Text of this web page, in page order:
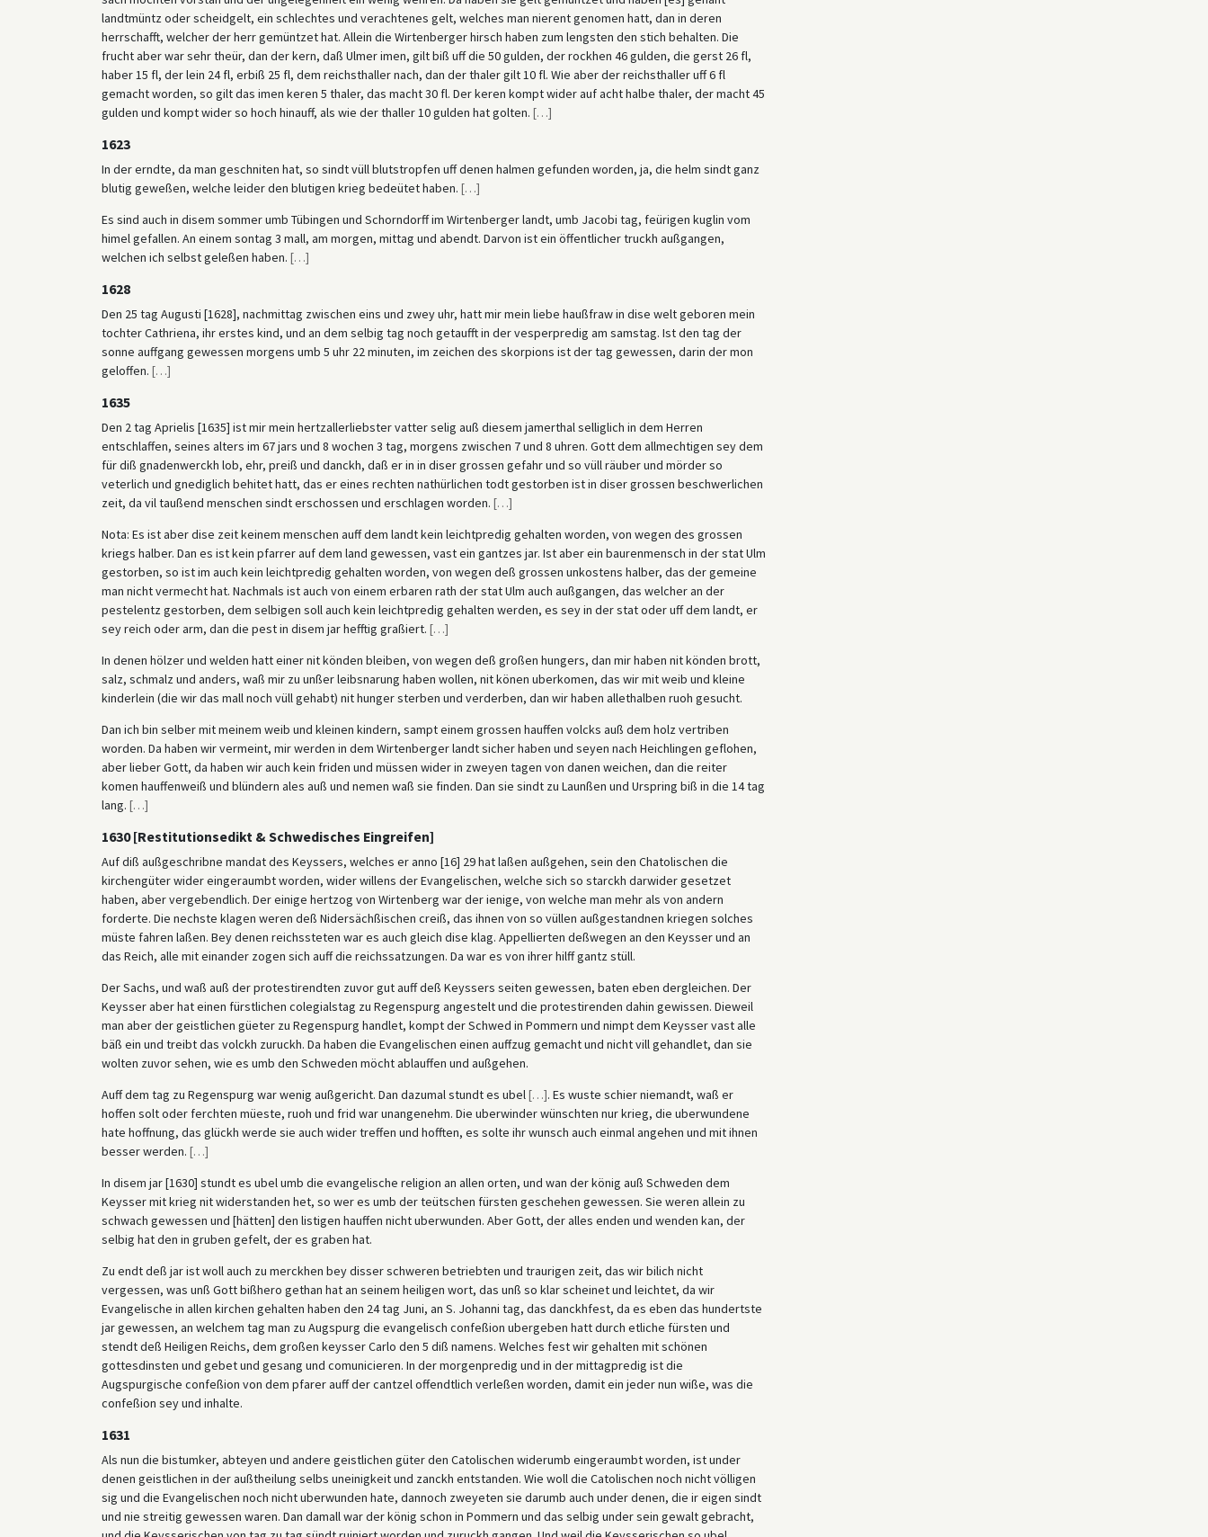
landtmüntz oder scheidgelt, ein schlechtes und verachtenes gelt, welches man nierent genomen hatt, dan in deren
herrschafft, welcher der herr gemüntzet hat. Allein die Wirtenberger hirsch haben zum lengsten den stich behalten. Die
frucht aber war sehr theür, dan der kern, daß Ulmer imen, gilt biß uff die 50 gulden, der rockhen 46 gulden, die gerst 26 fl,
haber 15 fl, der lein 24 fl, erbiß 25 fl, dem reichsthaller nach, dan der thaler gilt 10 fl. Wie aber der reichsthaller uff 6 fl
gemacht worden, so gilt das imen keren 5 thaler, das macht 30 fl. Der keren kompt wider auf acht halbe thaler, der macht 45
gulden und kompt wider so hoch hinauff, als wie der thaller 10 gulden hat golten. […]
1623
In der erndte, da man geschniten hat, so sindt vüll blutstropfen uff denen halmen gefunden worden, ja, die helm sindt ganz
blutig geweßen, welche leider den blutigen krieg bedeütet haben. […]
Es sind auch in disem sommer umb Tübingen und Schorndorff im Wirtenberger landt, umb Jacobi tag, feürigen kuglin vom
himel gefallen. An einem sontag 3 mall, am morgen, mittag und abendt. Darvon ist ein öffentlicher truckh außgangen,
welchen ich selbst geleßen haben. […]
1628
Den 25 tag Augusti [1628], nachmittag zwischen eins und zwey uhr, hatt mir mein liebe haußfraw in dise welt geboren mein
tochter Cathriena, ihr erstes kind, und an dem selbig tag noch getaufft in der vesperpredig am samstag. Ist den tag der
sonne auffgang gewessen morgens umb 5 uhr 22 minuten, im zeichen des skorpions ist der tag gewessen, darin der mon
geloffen. […]
1635
Den 2 tag Aprielis [1635] ist mir mein hertzallerliebster vatter selig auß diesem jamerthal selliglich in dem Herren
entschlaffen, seines alters im 67 jars und 8 wochen 3 tag, morgens zwischen 7 und 8 uhren. Gott dem allmechtigen sey dem
für diß gnadenwerckh lob, ehr, preiß und danckh, daß er in in diser grossen gefahr und so vüll räuber und mörder so
veterlich und gnediglich behitet hatt, das er eines rechten nathürlichen todt gestorben ist in diser grossen beschwerlichen
zeit, da vil taußend menschen sindt erschossen und erschlagen worden. […]
Nota: Es ist aber dise zeit keinem menschen auff dem landt kein leichtpredig gehalten worden, von wegen des grossen
kriegs halber. Dan es ist kein pfarrer auf dem land gewessen, vast ein gantzes jar. Ist aber ein baurenmensch in der stat Ulm
gestorben, so ist im auch kein leichtpredig gehalten worden, von wegen deß grossen unkostens halber, das der gemeine
man nicht vermecht hat. Nachmals ist auch von einem erbaren rath der stat Ulm auch außgangen, das welcher an der
pestelentz gestorben, dem selbigen soll auch kein leichtpredig gehalten werden, es sey in der stat oder uff dem landt, er
sey reich oder arm, dan die pest in disem jar hefftig graßiert. […]
In denen hölzer und welden hatt einer nit könden bleiben, von wegen deß großen hungers, dan mir haben nit könden brott,
salz, schmalz und anders, waß mir zu unßer leibsnarung haben wollen, nit könen uberkomen, das wir mit weib und kleine
kinderlein (die wir das mall noch vüll gehabt) nit hunger sterben und verderben, dan wir haben allethalben ruoh gesucht.
Dan ich bin selber mit meinem weib und kleinen kindern, sampt einem grossen hauffen volcks auß dem holz vertriben
worden. Da haben wir vermeint, mir werden in dem Wirtenberger landt sicher haben und seyen nach Heichlingen geflohen,
aber lieber Gott, da haben wir auch kein friden und müssen wider in zweyen tagen von danen weichen, dan die reiter
komen hauffenweiß und blündern ales auß und nemen waß sie finden. Dan sie sindt zu Launßen und Urspring biß in die 14 tag
lang. […]
1630 [Restitutionsedikt & Schwedisches Eingreifen]
Auf diß außgeschribne mandat des Keyssers, welches er anno [16] 29 hat laßen außgehen, sein den Chatolischen die
kirchengüter wider eingeraumbt worden, wider willens der Evangelischen, welche sich so starckh darwider gesetzet
haben, aber vergebendlich. Der einige hertzog von Wirtenberg war der ienige, von welche man mehr als von andern
forderte. Die nechste klagen weren deß Nidersächßischen creiß, das ihnen von so vüllen außgestandnen kriegen solches
müste fahren laßen. Bey denen reichssteten war es auch gleich dise klag. Appellierten deßwegen an den Keysser und an
das Reich, alle mit einander zogen sich auff die reichssatzungen. Da war es von ihrer hilff gantz stüll.
Der Sachs, und waß auß der protestirendten zuvor gut auff deß Keyssers seiten gewessen, baten eben dergleichen. Der
Keysser aber hat einen fürstlichen colegialstag zu Regenspurg angestelt und die protestirenden dahin gewissen. Dieweil
man aber der geistlichen güeter zu Regenspurg handlet, kompt der Schwed in Pommern und nimpt dem Keysser vast alle
bäß ein und treibt das volckh zuruckh. Da haben die Evangelischen einen auffzug gemacht und nicht vill gehandlet, dan sie
wolten zuvor sehen, wie es umb den Schweden möcht ablauffen und außgehen.
Auff dem tag zu Regenspurg war wenig außgericht. Dan dazumal stundt es ubel[…]. Es wuste schier niemandt, waß er
hoffen solt oder ferchten müeste, ruoh und frid war unangenehm. Die uberwinder wünschten nur krieg, die uberwundene
hate hoffnung, das glückh werde sie auch wider treffen und hofften, es solte ihr wunsch auch einmal angehen und mit ihnen
besser werden. […]
In disem jar [1630] stundt es ubel umb die evangelische religion an allen orten, und wan der könig auß Schweden dem
Keysser mit krieg nit widerstanden het, so wer es umb der teütschen fürsten geschehen gewessen. Sie weren allein zu
schwach gewessen und [hätten] den listigen hauffen nicht uberwunden. Aber Gott, der alles enden und wenden kan, der
selbig hat den in gruben gefelt, der es graben hat.
Zu endt deß jar ist woll auch zu merckhen bey disser schweren betriebten und traurigen zeit, das wir bilich nicht
vergessen, was unß Gott bißhero gethan hat an seinem heiligen wort, das unß so klar scheinet und leichtet, da wir
Evangelische in allen kirchen gehalten haben den 24 tag Juni, an S. Johanni tag, das danckhfest, da es eben das hundertste
jar gewessen, an welchem tag man zu Augspurg die evangelisch confeßion ubergeben hatt durch etliche fürsten und
stendt deß Heiligen Reichs, dem großen keysser Carlo den 5 diß namens. Welches fest wir gehalten mit schönen
gottesdinsten und gebet und gesang und comunicieren. In der morgenpredig und in der mittagpredig ist die
Augspurgische confeßion von dem pfarer auff der cantzel offendtlich verleßen worden, damit ein jeder nun wiße, was die
confeßion sey und inhalte.
1631
Als nun die bistumker, abteyen und andere geistlichen güter den Catolischen widerumb eingeraumbt worden, ist under
denen geistlichen in der außtheilung selbs uneinigkeit und zanckh entstanden. Wie woll die Catolischen noch nicht völligen
sig und die Evangelischen noch nicht uberwunden hate, dannoch zweyeten sie darumb auch under denen, die ir eigen sindt
und nie streitig gewessen waren. Dan damall war der könig schon in Pommern und das selbig under sein gewalt gebracht,